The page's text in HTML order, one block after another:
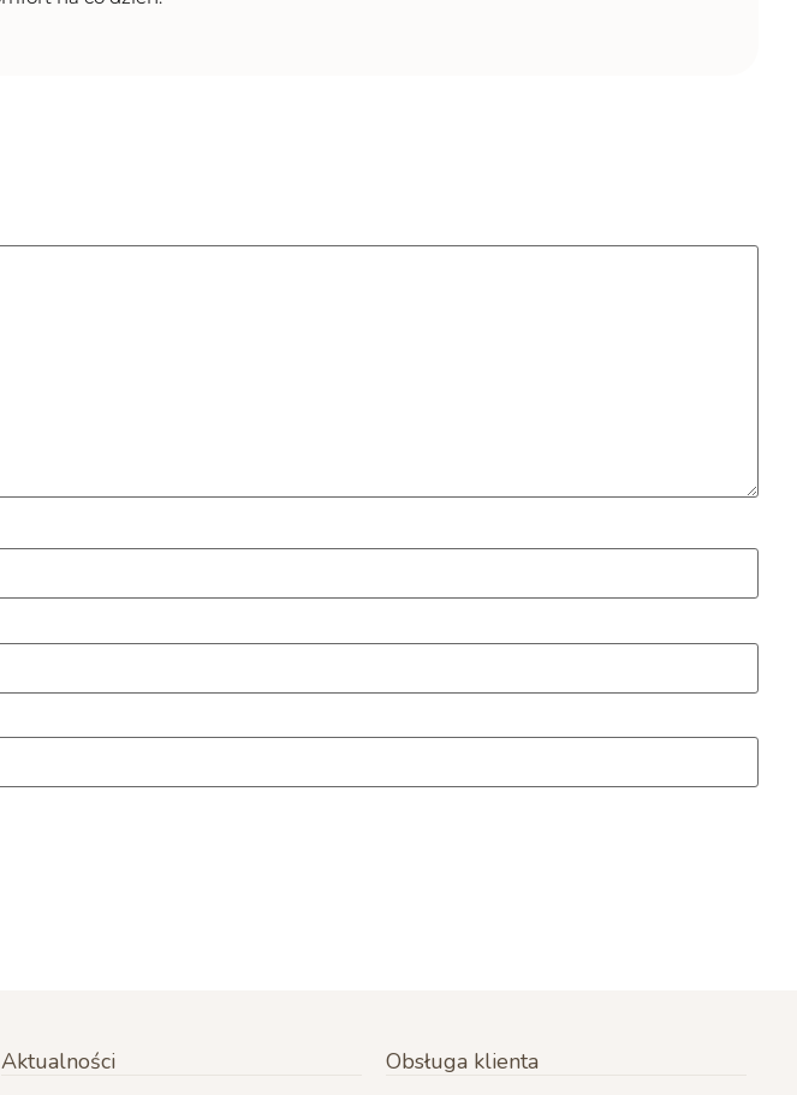
Aktualności Obsługa klienta